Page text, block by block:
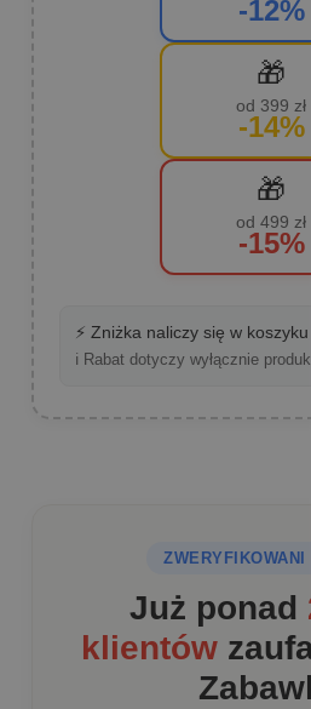
-12%
🎁
od 399 zł
-14%
🎁
od 499 zł
-15%
⚡ Zniżka naliczy się w koszyku
ℹ️ Rabat dotyczy wyłącznie
ZWERYFIKOWANI
Już ponad
klientów